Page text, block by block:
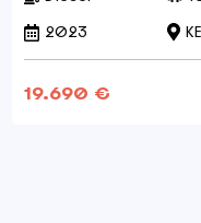
2023
KE
19.690 €